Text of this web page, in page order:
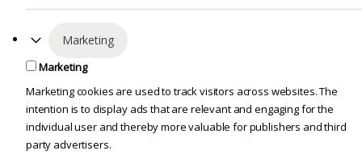
Marketing
Marketing
Marketing cookies are used to track visitors across websites. The
intention is to display ads that are relevant and engaging for the
individual user and thereby more valuable for publishers and third
party advertisers.